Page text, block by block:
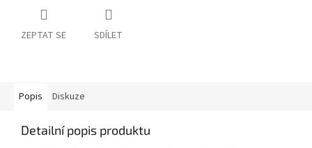
ZEPTAT SE SDÍLET
Popis Diskuze
Detailní popis produktu